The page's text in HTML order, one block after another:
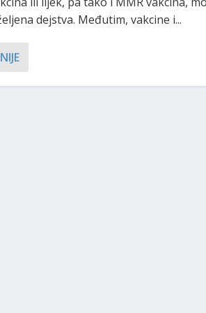
dejstva. Međutim, vakcine i...